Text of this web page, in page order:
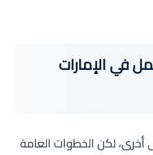
في الإمارات
أخرى، لكن الخطوات العامة